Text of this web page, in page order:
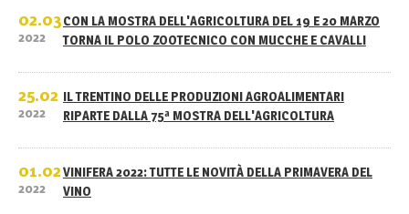
02.03
2022
CON LA MOSTRA DELL'AGRICOLTURA DEL 19 E 20 MARZO
TORNA IL POLO ZOOTECNICO CON MUCCHE E CAVALLI
25.02
2022
IL TRENTINO DELLE PRODUZIONI AGROALIMENTARI
RIPARTE DALLA 75ª MOSTRA DELL'AGRICOLTURA
01.02
2022
VINIFERA 2022: TUTTE LE NOVITÀ DELLA PRIMAVERA DEL
VINO